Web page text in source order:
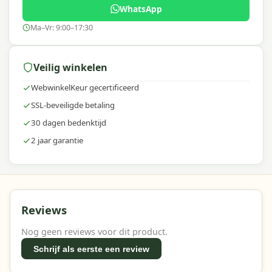
comfortabel en stijlvol kunt inrichten.
WhatsApp
Ma–Vr: 9:00–17:30
Veilig winkelen
WebwinkelKeur gecertificeerd
SSL-beveiligde betaling
30 dagen bedenktijd
2 jaar garantie
Reviews
Nog geen reviews voor dit product.
Schrijf als eerste een review